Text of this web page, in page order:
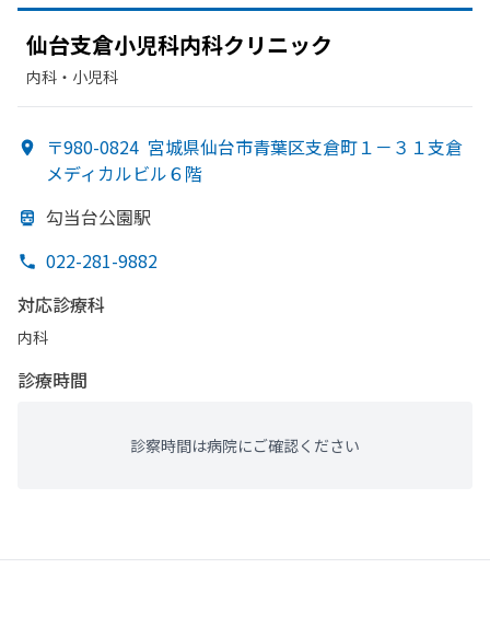
仙台支倉小児科内科クリニック
内科・​小児科
〒980-0824 宮城県仙台市青葉区支倉町１－３１支倉
メディカルビル６階
勾当台公園駅
022-281-9882
対応診療科
内科
診療時間
診察時間は病院にご確認ください